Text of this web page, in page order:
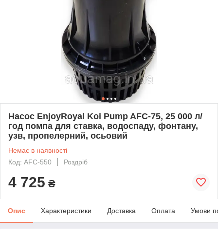
Насос EnjoyRoyal Koi Pump AFC-75, 25 000 л/
год помпа для ставка, водоспаду, фонтану,
узв, пропелерний, осьовий
Немає в наявності
Код: AFC-550
Роздріб
4 725 ₴
Опис Характеристики Доставка Оплата Умови